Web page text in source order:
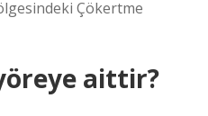
Çökertme
aittir?